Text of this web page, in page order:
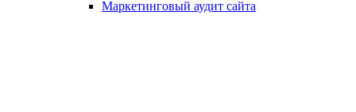
Маркетинговый аудит сайта